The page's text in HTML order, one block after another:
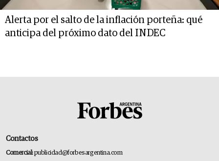
Alerta por el salto de la inflación porteña: qué
anticipa del próximo dato del INDEC
Contactos
Comercial:publicidad@forbesargentina.com